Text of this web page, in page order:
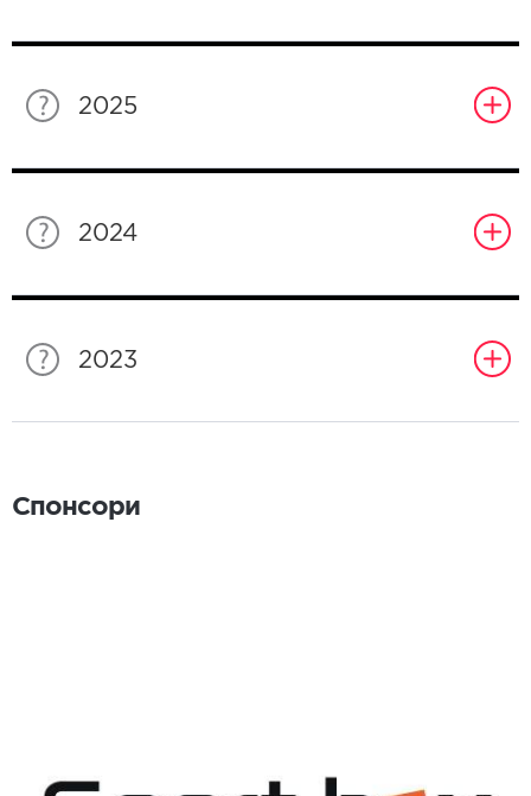
2025
2024
2023
Спонсори